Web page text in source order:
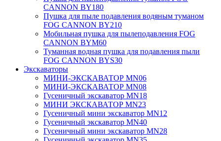
CANNON BY180
Пушка для пыле подавления водяным туманом
FOG CANNON BY210
Мобильная пушка для пылеподавления FOG
CANNON BYM60
Туманная водная пушка для подавления пыли
FOG CANNON BYS30
Экскаваторы
МИНИ-ЭКСКАВАТОР MN06
МИНИ-ЭКСКАВАТОР MN08
Гусеничный экскаватор MN18
МИНИ ЭКСКАВАТОР MN23
Гусеничный мини экскаватор MN12
Гусеничный экскаватор MN40
Гусеничный мини экскаватор MN28